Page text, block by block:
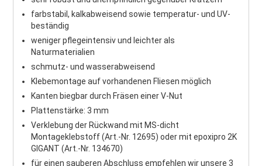
farbstabil, kalkabweisend sowie temperatur- und UV-
beständig
weniger pflegeintensiv und leichter als
Naturmaterialien
schmutz- und wasserabweisend
Klebemontage auf vorhandenen Fliesen möglich
Kanten biegbar durch Fräsen einer V-Nut
Plattenstärke: 3 mm
Verklebung der Rückwand mit MS-dicht
Montageklebstoff (Art.-Nr. 12695) oder mit epoxipro 2K
GIGANT (Art.-Nr. 134670)
für einen sauberen Abschluss empfehlen wir unsere 3